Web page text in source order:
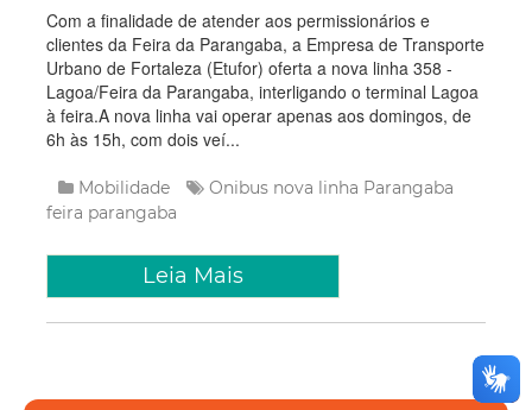
Com a finalidade de atender aos permissionários e
clientes da Feira da Parangaba, a Empresa de Transporte
Urbano de Fortaleza (Etufor) oferta a nova linha 358 -
Lagoa/Feira da Parangaba, interligando o terminal Lagoa
à feira.A nova linha vai operar apenas aos domingos, de
6h às 15h, com dois veí...
Mobilidade Onibus nova linha Parangaba
feira parangaba
Leia Mais